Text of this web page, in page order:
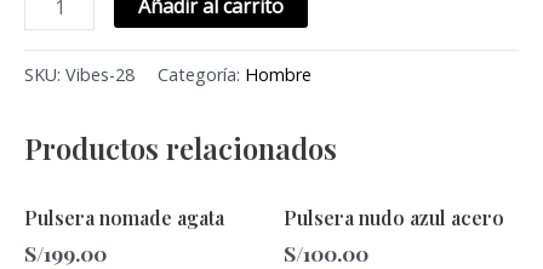
Añadir al carrito
SKU: Vibes-28 Categoría: Hombre
Productos relacionados
Pulsera nomade agata
S/199.00
Pulsera nudo azul acero
S/100.00